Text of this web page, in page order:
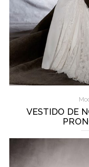
VESTIDO DE